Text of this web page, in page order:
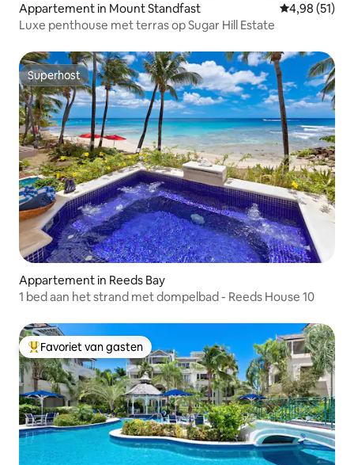
Appartement in Mount Standfast Gemiddelde
4,98 (51)
Luxe penthouse met terras op Sugar Hill Estate
Superhost
Superhost
Appartement in Reeds Bay
1 bed aan het strand met dompelbad - Reeds House 10
Topfavoriet van gasten
Favoriet van gasten